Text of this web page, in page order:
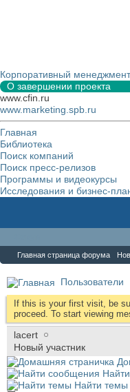
Корпоративный менеджмент
О завершении проекта
www.cfin.ru
www.marketing.spb.ru
Главная
Библиотека
Поиск компаний
Поиск пресс-релизов
Программы и видеокурсы
Исследования и бизнес-
Главная страница форума
Пользователи
If this is your first visit, be
proceed. To start viewing
lacert
Новый участник
Найти темы